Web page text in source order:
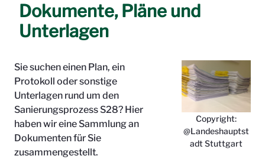
Dokumente, Pläne und
Unterlagen
Sie suchen einen Plan, ein
Protokoll oder sonstige
Unterlagen rund um den
Sanierungsprozess S28? Hier
haben wir eine Sammlung an
Dokumenten für Sie
zusammengestellt.
Copyright:
@Landeshauptst
adt Stuttgart